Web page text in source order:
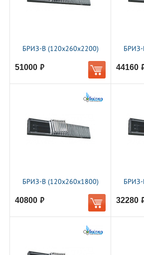
БРИЗ-В (120х260х2200)
51000 руб.
БРИЗ-
44160
БРИЗ-В (120х260х1800)
40800 руб.
БРИЗ-
32280